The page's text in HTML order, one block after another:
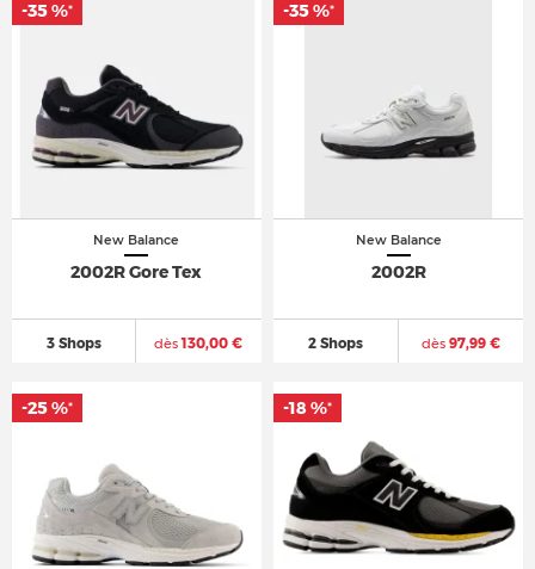
New Balance
2002R Gore Tex
3 Shops dès130,00 €
-35 %*
New Balance
2002R
2 Shops dès97,99 €
-35 %*
-25 %* -18 %*